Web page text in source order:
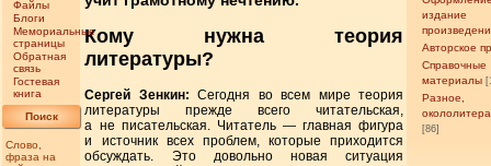
Файлы
Блоги
Мемориальные
страницы
Обратная
связь
Гостевая
книга
Поиск
Слово,
фраза на
издание
Авторское
Справочные
материалы
Разное,
[86]
Кому нужна теория
литературы?
Сергей Зенкин: Сегодня во всем мире теория
литературы прежде всего читательская,
а не писательская. Читатель — главная фигура
и источник всех проблем, которые приходится
обсуждать. Это довольно новая ситуация